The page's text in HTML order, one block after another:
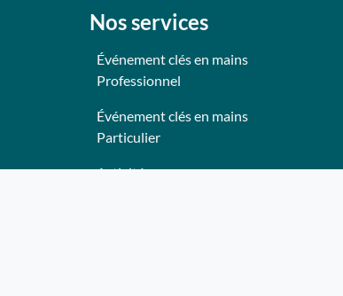
Nos services
Événement clés en mains
Professionnel
Événement clés en mains
Particulier
Activités